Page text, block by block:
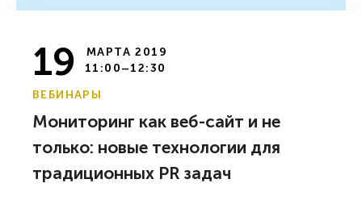
19
МАРТА 2019
11:00–12:30
ВЕБИНАРЫ
Мониторинг как веб-сайт и не
только: новые технологии для
традиционных PR задач